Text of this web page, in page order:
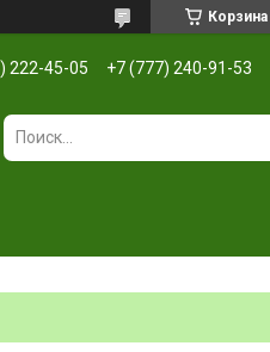
Корзина
222-45-05 +7 (777) 240-91-53